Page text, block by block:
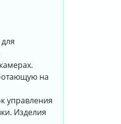
на
управления
Изделия